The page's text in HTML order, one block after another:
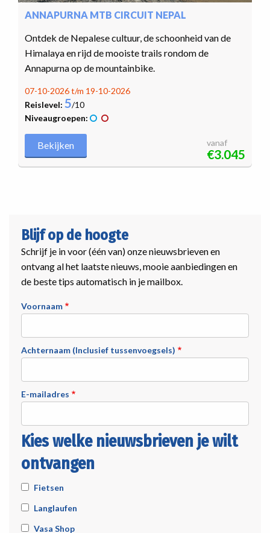
ANNAPURNA MTB CIRCUIT NEPAL
Ontdek de Nepalese cultuur, de schoonheid van de
Himalaya en rijd de mooiste trails rondom de
Annapurna op de mountainbike.
07-10-2026 t/m 19-10-2026
Reislevel: 5/10
Niveaugroepen:
Bekijken vanaf
€3.045
Blijf op de hoogte
Schrijf je in voor (één van) onze nieuwsbrieven en
ontvang al het laatste nieuws, mooie aanbiedingen en
de beste tips automatisch in je mailbox.
Voornaam
Achternaam (Inclusief tussenvoegsels)
E-mailadres
Kies welke nieuwsbrieven je wilt
ontvangen
Fietsen
Langlaufen
Vasa Shop